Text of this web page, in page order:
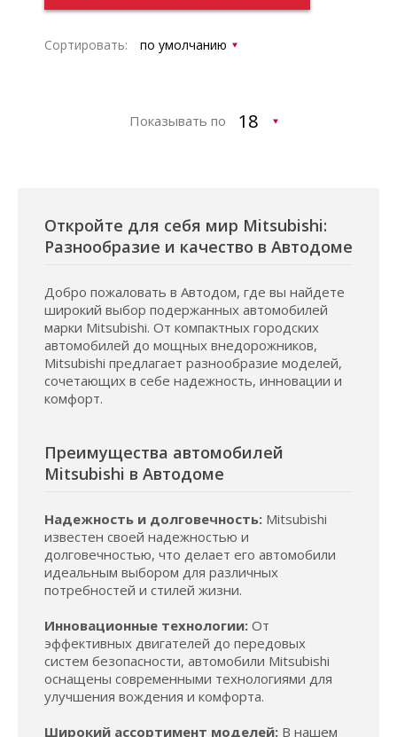
Сортировать:
Показывать по
Откройте для себя мир Mitsubishi:
Разнообразие и качество в Автодоме
Добро пожаловать в Автодом, где вы найдете
широкий выбор подержанных автомобилей
марки Mitsubishi. От компактных городских
автомобилей до мощных внедорожников,
Mitsubishi предлагает разнообразие моделей,
сочетающих в себе надежность, инновации и
комфорт.
Преимущества автомобилей
Mitsubishi в Автодоме
Надежность и долговечность: Mitsubishi
известен своей надежностью и
долговечностью, что делает его автомобили
идеальным выбором для различных
потребностей и стилей жизни.
Инновационные технологии: От
эффективных двигателей до передовых
систем безопасности, автомобили Mitsubishi
оснащены современными технологиями для
улучшения вождения и комфорта.
Широкий ассортимент моделей: В нашем